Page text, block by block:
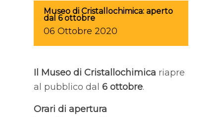
Museo di Cristallochimica: aperto
dal 6 ottobre
06 Ottobre 2020
Il Museo di Cristallochimica riapre
al pubblico dal 6 ottobre.
Orari di apertura